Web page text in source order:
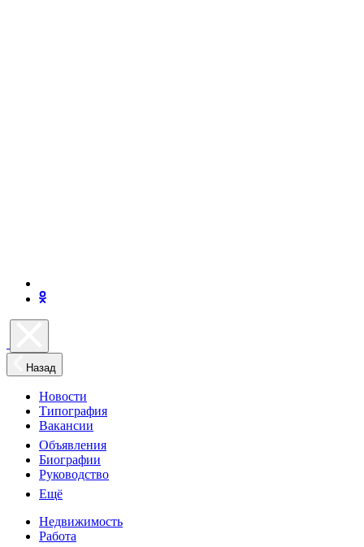
Назад
Новости
Типография
Вакансии
Объявления
Биографии
Руководство
Ещё
Недвижимость
Работа